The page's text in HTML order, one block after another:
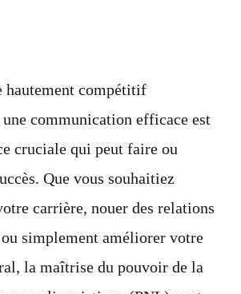
hautement compétitif
une communication efficace est
cruciale qui peut faire ou
Que vous souhaitiez
carrière, nouer des relations
simplement améliorer votre
la maîtrise du pouvoir de la